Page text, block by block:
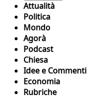
Attualità
Politica
Mondo
Agorà
Podcast
Chiesa
Idee e Commenti
Economia
Rubriche